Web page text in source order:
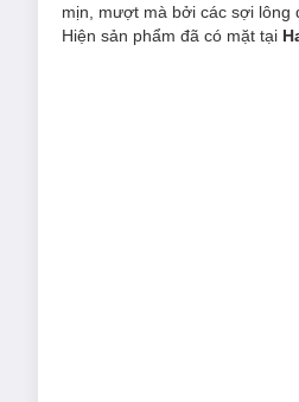
mịn, mượt mà bởi các sợi lông
Hiện sản phẩm đã có mặt tại